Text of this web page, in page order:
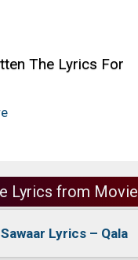
The Lyrics For
Lyrics from Movie
Lyrics – Qala